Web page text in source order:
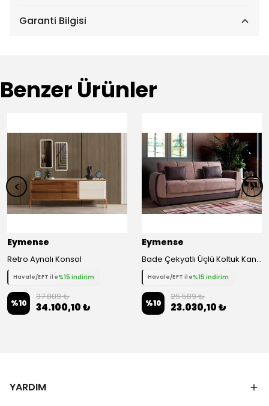
Garanti Bilgisi
Benzer Ürünler
Eymense
Retro Aynalı Konsol
Havale/EFT ile%15 indirim
%10
37.889 ₺
34.100,10 ₺
Eymense
Bade Çekyatlı Üçlü Koltuk Kanepe Çekyat - Kahverengi
Havale/EFT ile%15 indirim
%10
25.589 ₺
23.030,10 ₺
YARDIM